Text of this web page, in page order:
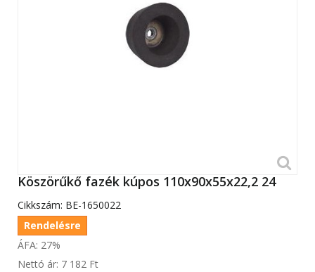
Köszörűkő fazék kúpos 110x90x55x22,2 24
Cikkszám: BE-1650022
Rendelésre
ÁFA: 27%
Nettó ár: 7 182 Ft‎